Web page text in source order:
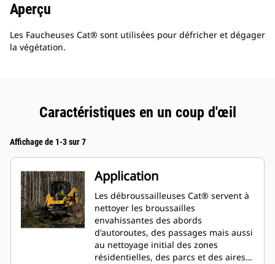
Aperçu
Les Faucheuses Cat® sont utilisées pour défricher et dégager
la végétation.
Caractéristiques en un coup d'œil
Affichage de 1-3 sur 7
Application
Les débroussailleuses Cat® servent à
nettoyer les broussailles
envahissantes des abords
d'autoroutes, des passages mais aussi
au nettoyage initial des zones
résidentielles, des parcs et des aires